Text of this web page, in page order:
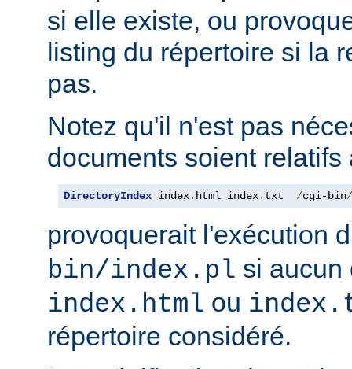
si elle existe, ou
listing du répertoire si la
pas.
Notez qu'il n'est pas
documents soient relatifs
DirectoryIndex index. html index. txt /cgi-bin/
provoquerait l'exécution
bin/index.pl si aucun
index.html ou
répertoire considéré.